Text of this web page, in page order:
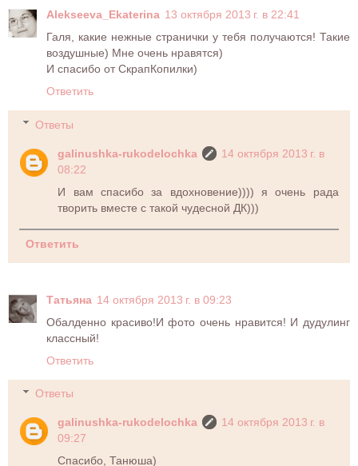
Alekseeva_Ekaterina 13 октября 2013 г. в 22:41
Галя, какие нежные странички у тебя получаются! Такие
воздушные) Мне очень нравятся)
И спасибо от СкрапКопилки)
Ответить
Ответы
galinushka-rukodelochka
14 октября 2013 г. в
08:22
И вам спасибо за вдохновение)))) я очень рада
творить вместе с такой чудесной ДК)))
Ответить
Татьяна 14 октября 2013 г. в 09:23
Обалденно красиво!И фото очень нравится! И дудулинг
классный!
Ответить
Ответы
galinushka-rukodelochka
14 октября 2013 г. в
09:27
Спасибо, Танюша)